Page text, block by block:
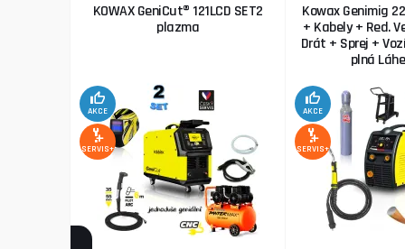
KOWAX GeniCut® 121LCD SET2
plazma
AKCE
SERVIS+
Kowax Genimig
+ Kabely + Red.
Drát + Sprej +
plná
AKCE
SERVIS+